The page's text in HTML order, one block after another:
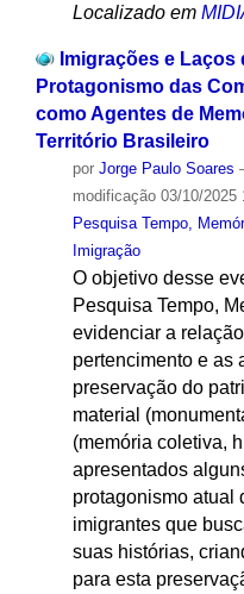
Localizado em
Imigrações e Laços
Protagonismo das
como Agentes de
Território Brasileiro
por Jorge Paulo Soares
modificação03/10/2025
Pesquisa Tempo,
Imigração
O objetivo desse
Pesquisa Tempo,
evidenciar a
pertencimento e as
preservação do
material
(memória coletiva,
apresentados
protagonismo atual
imigrantes que
suas histórias,
para esta